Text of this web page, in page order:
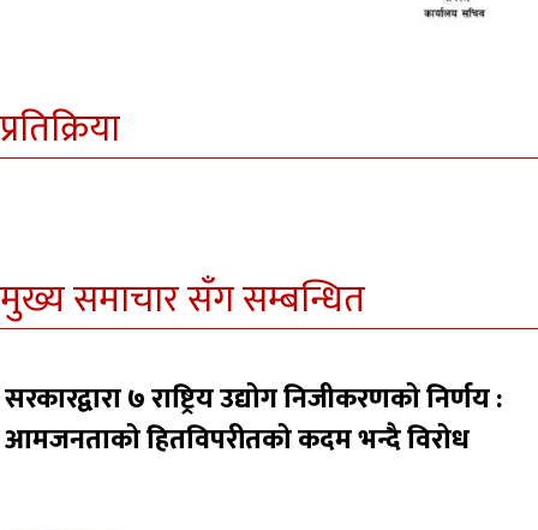
प्रतिक्रिया
मुख्य समाचार सँग सम्बन्धित
सरकारद्वारा ७ राष्ट्रिय उद्योग निजीकरणको निर्णय :
आमजनताको हितविपरीतको कदम भन्दै विरोध